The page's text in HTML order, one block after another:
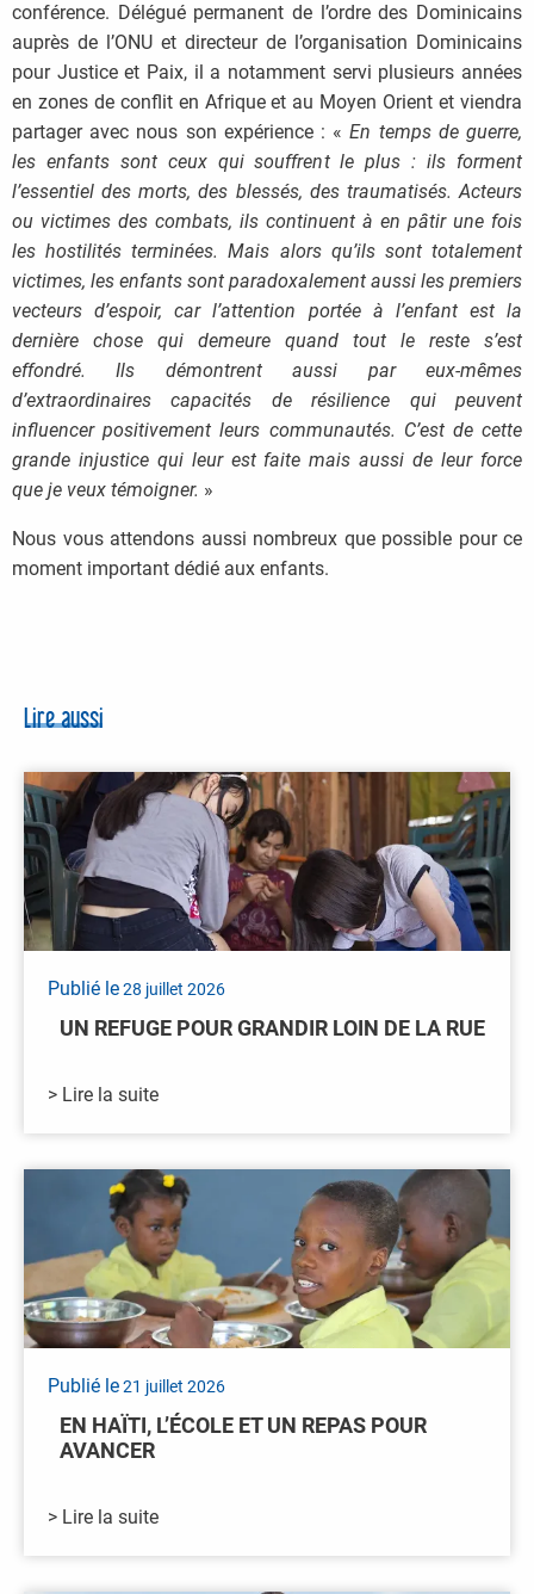
conférence. Délégué permanent de l’ordre des Dominicains
auprès de l’ONU et directeur de l’organisation Dominicains
pour Justice et Paix, il a notamment servi plusieurs années
en zones de conflit en Afrique et au Moyen Orient et viendra
partager avec nous son expérience : «En temps de guerre,
les enfants sont ceux qui souffrent le plus : ils forment
l’essentiel des morts, des blessés, des traumatisés. Acteurs
ou victimes des combats, ils continuent à en pâtir une fois
les hostilités terminées. Mais alors qu’ils sont totalement
victimes, les enfants sont paradoxalement aussi les premiers
vecteurs d’espoir, car l’attention portée à l’enfant est la
dernière chose qui demeure quand tout le reste s’est
effondré. Ils démontrent aussi par eux-mêmes
d’extraordinaires capacités de résilience qui peuvent
influencer positivement leurs communautés. C’est de cette
grande injustice qui leur est faite mais aussi de leur force
que je veux témoigner. »
Nous vous attendons aussi nombreux que possible pour ce
moment important dédié aux enfants.
Lire aussi
Publié le28 juillet 2026
UN REFUGE POUR GRANDIR LOIN DE LA RUE
> Lire la suite
Publié le21 juillet 2026
EN HAÏTI, L’ÉCOLE ET UN REPAS POUR
AVANCER
> Lire la suite